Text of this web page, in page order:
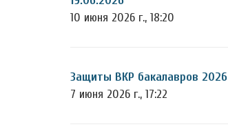
10 июня 2026 г., 18:20
Защиты ВКР бакалавров 2026
7 июня 2026 г., 17:22